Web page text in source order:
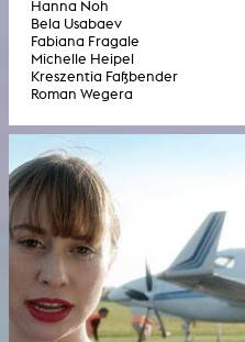
Hanna Noh
Bela Usabaev
Fabiana Fragale
Michelle Heipel
Kreszentia Faßbender
Roman Wegera